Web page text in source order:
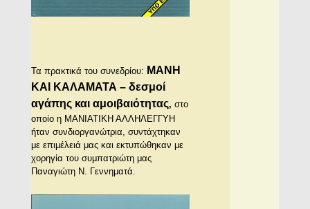
Τα πρακτικά του συνεδρίου: ΜΑΝΗ
ΚΑΙ ΚΑΛΑΜΑΤΑ – δεσμοί
αγάπης και αμοιβαιότητας, στο
οποίο η ΜΑΝΙΑΤΙΚΗ ΑΛΛΗΛΕΓΓΥΗ
ήταν συνδιοργανώτρια, συντάχτηκαν
με επιμέλειά μας και εκτυπώθηκαν με
χορηγία του συμπατριώτη μας
Παναγιώτη Ν. Γεννηματά.